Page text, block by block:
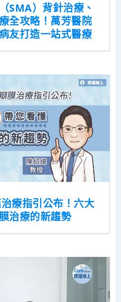
SMA）背針治療、
全攻略！萬芳醫院
友打造一站式醫療
療指引公布！六大
治療的新趨勢